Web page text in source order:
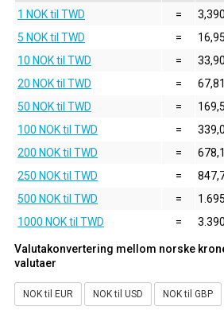
1 NOK til TWD
=
5 NOK til TWD
=
10 NOK til TWD
=
20 NOK til TWD
=
50 NOK til TWD
=
100 NOK til TWD
=
200 NOK til TWD
=
250 NOK til TWD
=
500 NOK til TWD
=
1000 NOK til TWD
=
Valutakonvertering mellom norske
valutaer
NOK til EUR NOK til USD NOK til GBP